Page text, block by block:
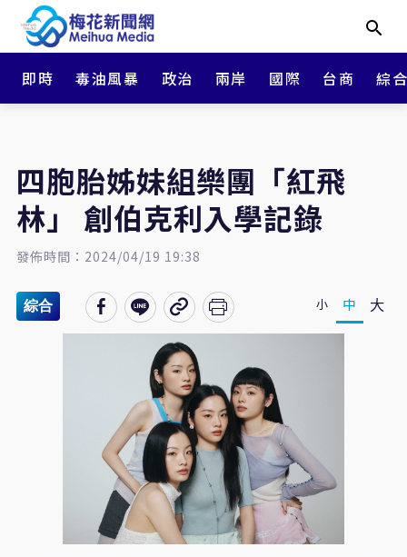
即時 毒油風暴 政治 兩岸 國際 台商 綜
四胞胎姊妹組樂團「紅飛
林」 創伯克利入學記錄
發佈時間：2024/04/19 19:38
綜合 小 中 大